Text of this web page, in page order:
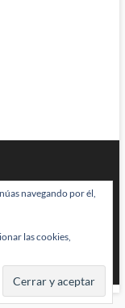
|WordPress| © Todos
navegando por él,
las cookies,